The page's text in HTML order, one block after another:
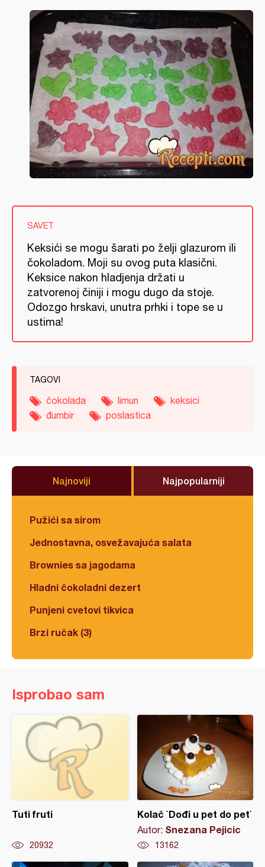
SAVET
Keksići se mogu šarati po želji glazurom ili
čokoladom. Moji su ovog puta klasični.
Keksice nakon hladjenja držati u
zatvorenoj činiji i mogu dugo da stoje.
Odozgo hrskavi, unutra prhki i tope se u
ustima!
TAGOVI
čokolada limun
keksici
đumbir
poslastica
Najnoviji Najpopularniji
Pužići sa sirom
Jednostavna, osvežavajuća salata
Brownies sa jagodama
Hladni čokoladni dezert
Punjeni cvetovi tikvica
Brzi ručak (3)
Isprobao sam
Tuti fruti
20932
Kolač `Dođi u pet do pet`
Autor: Snezana Pejicic
13162